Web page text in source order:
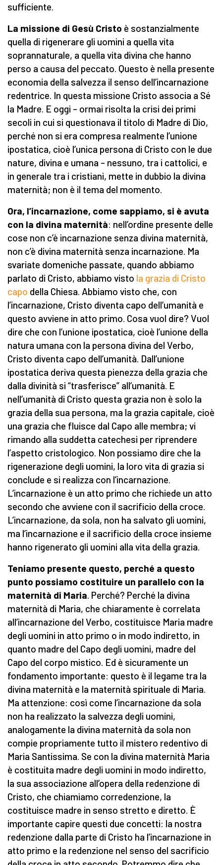
sufficiente.
La missione di Gesù Cristo è sostanzialmente
quella di rigenerare gli uomini a quella vita
soprannaturale, a quella vita divina che hanno
perso a causa del peccato. Questo è nella presente
economia della salvezza il senso dell’incarnazione
redentrice. In questa missione Cristo associa a Sé
la Madre. E oggi – ormai risolta la crisi dei primi
secoli in cui si questionava il titolo di Madre di Dio,
perché non si era compresa realmente l’unione
ipostatica, cioè l’unica persona di Cristo con le due
nature, divina e umana – nessuno, tra i cattolici, e
in generale tra i cristiani, mette in dubbio la divina
maternità; non è il tema del momento.
Ora, l’incarnazione, come sappiamo, si è avuta
con la divina maternità: nell’ordine presente delle
cose non c’è incarnazione senza divina maternità,
non c’è divina maternità senza incarnazione. Ma
svariate domeniche passate, quando abbiamo
parlato di Cristo, abbiamo visto la grazia di Cristo
capo della Chiesa. Abbiamo visto che, con
l’incarnazione, Cristo diventa capo dell’umanità e
questo avviene in atto primo. Cosa vuol dire? Vuol
dire che con l’unione ipostatica, cioè l’unione della
natura umana con la persona divina del Verbo,
Cristo diventa capo dell’umanità. Dall’unione
ipostatica deriva questa pienezza della grazia che
dalla divinità si “trasferisce” all’umanità. E
nell’umanità di Cristo questa grazia non è solo la
grazia della sua persona, ma la grazia capitale, cioè
una grazia che fluisce dal Capo alle membra; vi
rimando alla suddetta catechesi per riprendere
l’aspetto cristologico. Non possiamo dire che la
rigenerazione degli uomini, la loro vita di grazia si
conclude e si realizza con l’incarnazione.
L’incarnazione è un atto primo che richiede un atto
secondo che avviene con il sacrificio della croce.
L’incarnazione, da sola, non ha salvato gli uomini,
ma l’incarnazione e il sacrificio della croce insieme
hanno rigenerato gli uomini alla vita della grazia.
Teniamo presente questo, perché a questo
punto possiamo costituire un parallelo con la
maternità di Maria. Perché? Perché la divina
maternità di Maria, che chiaramente è correlata
all’incarnazione del Verbo, costituisce Maria madre
degli uomini in atto primo o in modo indiretto, in
quanto madre del Capo degli uomini, madre del
Capo del corpo mistico. Ed è sicuramente un
fondamento importante: questo è il legame tra la
divina maternità e la maternità spirituale di Maria.
Ma attenzione: così come l’incarnazione da sola
non ha realizzato la salvezza degli uomini,
analogamente la divina maternità da sola non
compie propriamente tutto il mistero redentivo di
Maria Santissima. Se con la divina maternità Maria
è costituita madre degli uomini in modo indiretto,
la sua associazione all’opera della redenzione di
Cristo, che chiamiamo corredenzione, la
costituisce madre in senso stretto e diretto. È
importante capire questi due concetti: la nostra
redenzione dalla parte di Cristo ha l’incarnazione in
atto primo e la redenzione nel senso del sacrificio